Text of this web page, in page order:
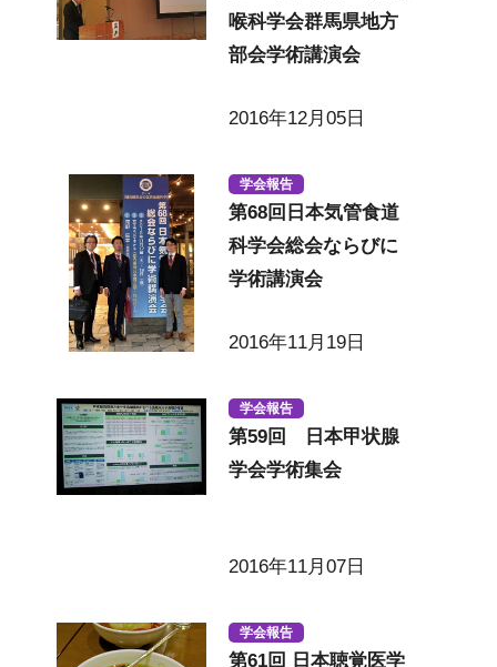
喉科学会群馬県地方
部会学術講演会
2016年12月05日
学会報告
第68回日本気管食道
科学会総会ならびに
学術講演会
2016年11月19日
学会報告
第59回 日本甲状腺
学会学術集会
2016年11月07日
学会報告
第61回 日本聴覚医学